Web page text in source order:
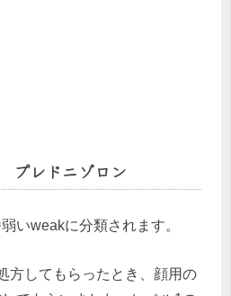
レドニゾロン
いweakに分類されます。
方してもらったとき、顔用の